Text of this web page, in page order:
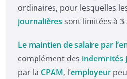
ordinaires, pour lesquelles
journalières sont limitées à 3
Le maintien de salaire par
complément des indemnités
par la CPAM, l’employeur